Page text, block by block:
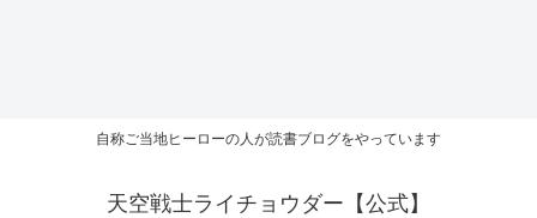
自称ご当地ヒーローの人が読書ブログをやっています
天空戦士ライチョウダー【公式】